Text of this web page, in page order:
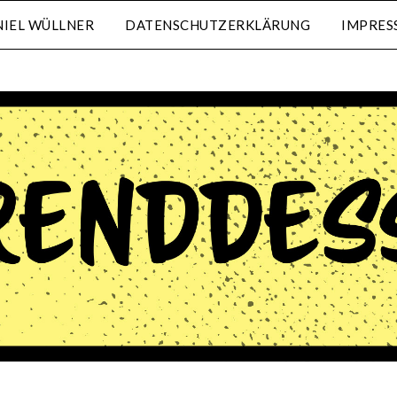
WÜLLNER DATENSCHUTZERKLÄRUNG